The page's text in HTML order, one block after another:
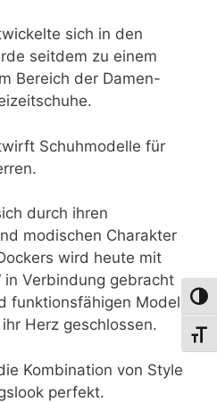
sich in den
seitdem zu einem
Bereich der Damen-
Schuhmodelle für
durch ihren
modischen Charakter
wird heute mit
in Verbindung gebracht
funktionsfähigen Modelle
Herz geschlossen.
Kombination von Style
perfekt.